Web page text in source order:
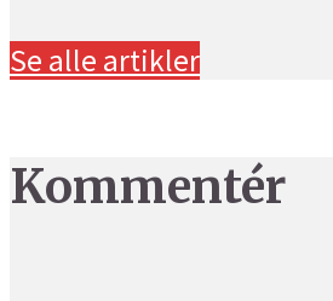
Se alle artikler
Kommentér